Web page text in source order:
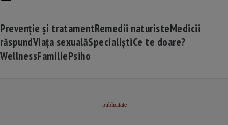
Prevenție și tratamentRemedii naturisteMedicii
răspundViața sexualăSpecialiștiCe te doare?
WellnessFamiliePsiho